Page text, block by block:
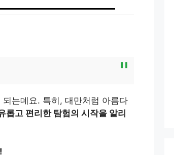
는데요. 특히, 대만처럼 아름다
고 편리한 탐험의 시작을 알리